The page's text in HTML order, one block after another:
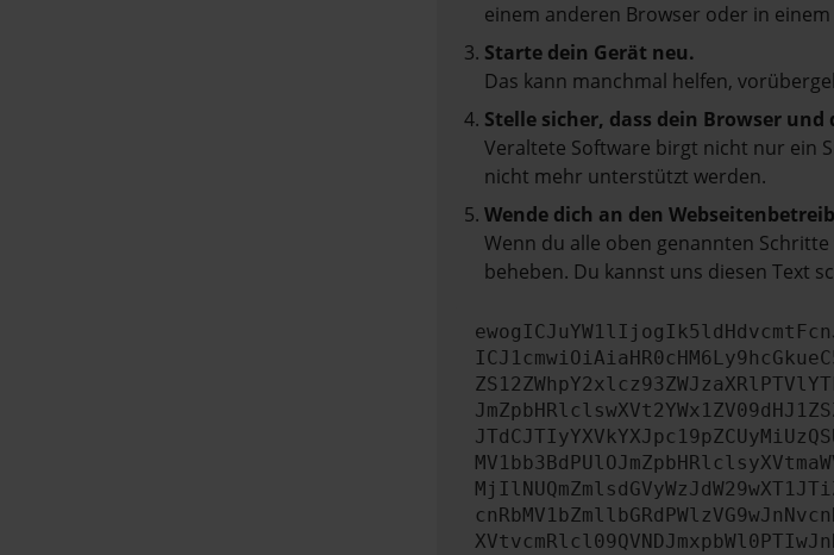
einem anderen Browser oder in
Starte dein Gerät neu.
Das kann manchmal helfen,
Stelle sicher, dass dein Browser
Veraltete Software birgt nicht nur ein
nicht mehr unterstützt werden.
Wende dich an den
Wenn du alle oben genannten
beheben. Du kannst uns diesen Text